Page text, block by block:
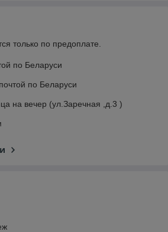
только по предоплате.
по Беларуси
по Беларуси
на вечер (ул.Заречная ,д.3 )